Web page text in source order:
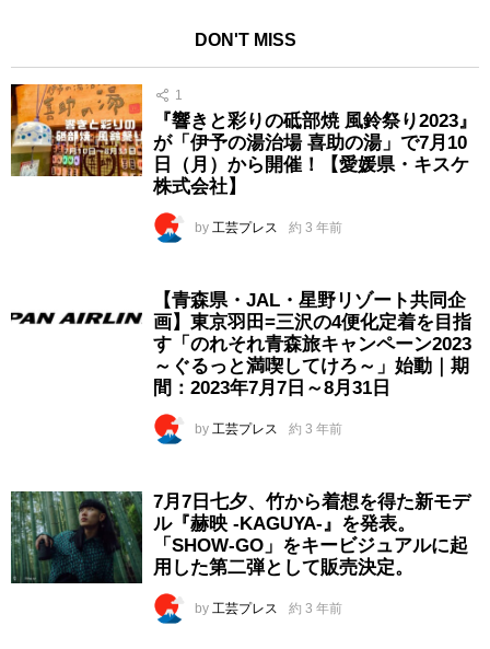
DON'T MISS
1
『響きと彩りの砥部焼 風鈴祭り2023』
が「伊予の湯治場 喜助の湯」で7月10
日（月）から開催！【愛媛県・キスケ
株式会社】
by 工芸プレス 約 3 年前
【青森県・JAL・星野リゾート共同企
画】東京羽田=三沢の4便化定着を目指
す「のれそれ青森旅キャンペーン2023
～ぐるっと満喫してけろ～」始動｜期
間：2023年7月7日～8月31日
by 工芸プレス 約 3 年前
7月7日七夕、竹から着想を得た新モデ
ル『赫映 -KAGUYA-』を発表。
「SHOW-GO」をキービジュアルに起
用した第二弾として販売決定。
by 工芸プレス 約 3 年前